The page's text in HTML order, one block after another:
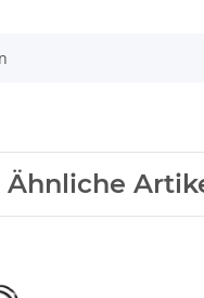
Ähnliche